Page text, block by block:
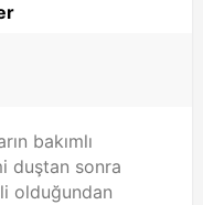
bakımlı
duştan sonra
olduğundan